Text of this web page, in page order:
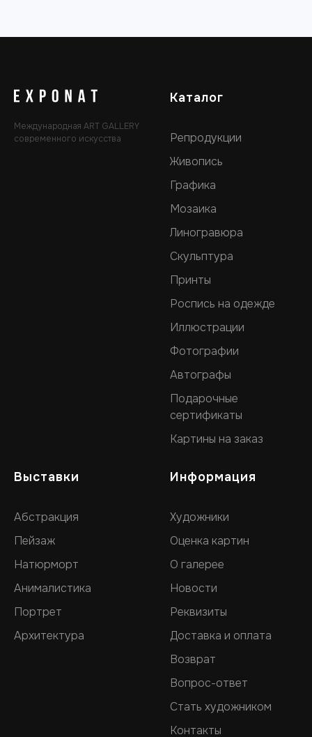
Международная ART GALLERY
современного искусства
Каталог
Репродукции
Живопись
Графика
Мозаика
Линогравюра
Скульптура
Принты
Роспись на одежде
Иллюстрации
Фотографии
Автографы
Подарочные
сертификаты
Картины на заказ
Выставки
Абстракция
Пейзаж
Натюрморт
Анималистика
Портрет
Архитектура
Информация
Художники
Оценка картин
О галерее
Новости
Реквизиты
Доставка и оплата
Возврат
Вопрос-ответ
Стать художником
Контакты